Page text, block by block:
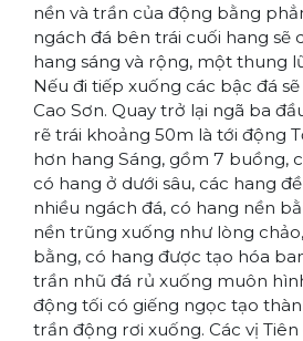
nền và trần của động bằng
ngách đá bên trái cuối hang sẽ
hang sáng và rộng, một thung
Nếu đi tiếp xuống các bậc đá
Cao Sơn. Quay trở lại ngã ba
rẽ trái khoảng 50m là tới động
hơn hang Sáng, gồm 7 buồng,
có hang ở dưới sâu, các hang
nhiều ngách đá, có hang nền
nền trũng xuống như lòng
bằng, có hang được tạo hóa
trần nhũ đá rủ xuống muôn
động tối có giếng ngọc tạo
trần động rơi xuống. Các vị